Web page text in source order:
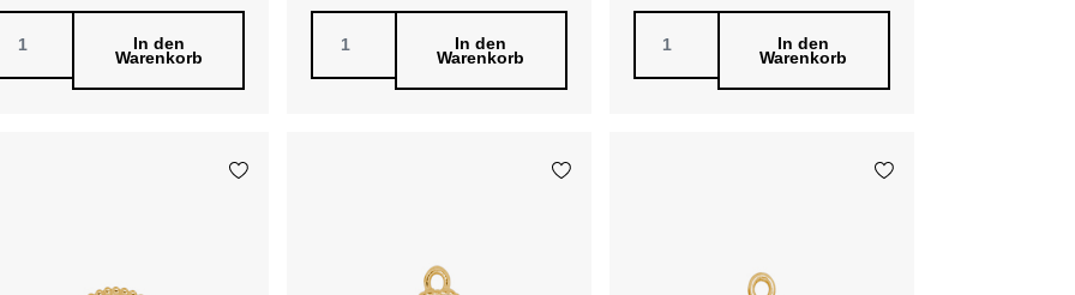
In den
Warenkorb
In den
Warenkorb
In den
Warenkorb